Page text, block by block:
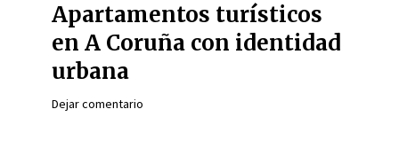
Apartamentos turísticos
en A Coruña con identidad
urbana
Dejar comentario